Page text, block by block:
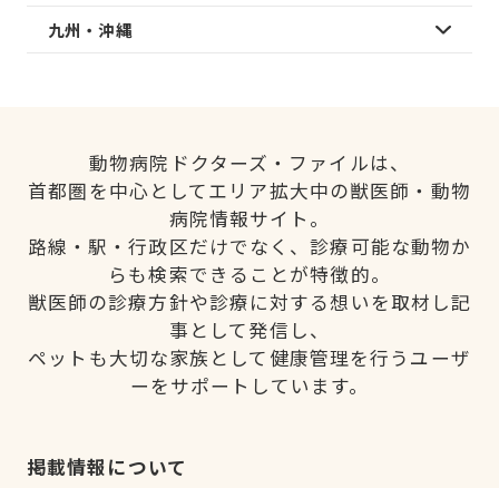
九州・沖縄
動物病院ドクターズ・ファイルは、
首都圏を中心としてエリア拡大中の獣医師・動物
病院情報サイト。
路線・駅・行政区だけでなく、診療可能な動物か
らも検索できることが特徴的。
獣医師の診療方針や診療に対する想いを取材し記
事として発信し、
ペットも大切な家族として健康管理を行うユーザ
ーをサポートしています。
掲載情報について